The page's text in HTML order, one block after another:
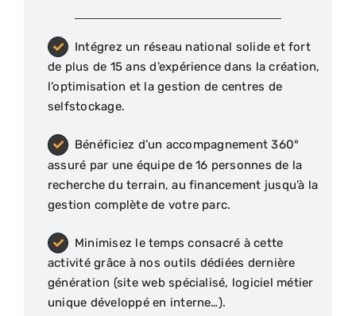
Intégrez un réseau national solide et fort
de plus de 15 ans d’expérience dans la création,
l’optimisation et la gestion de centres de
selfstockage.
Bénéficiez d’un accompagnement 360°
assuré par une équipe de 16 personnes de la
recherche du terrain, au financement jusqu’à la
gestion complète de votre parc.
Minimisez le temps consacré à cette
activité grâce à nos outils dédiées dernière
génération (site web spécialisé, logiciel métier
unique développé en interne…).